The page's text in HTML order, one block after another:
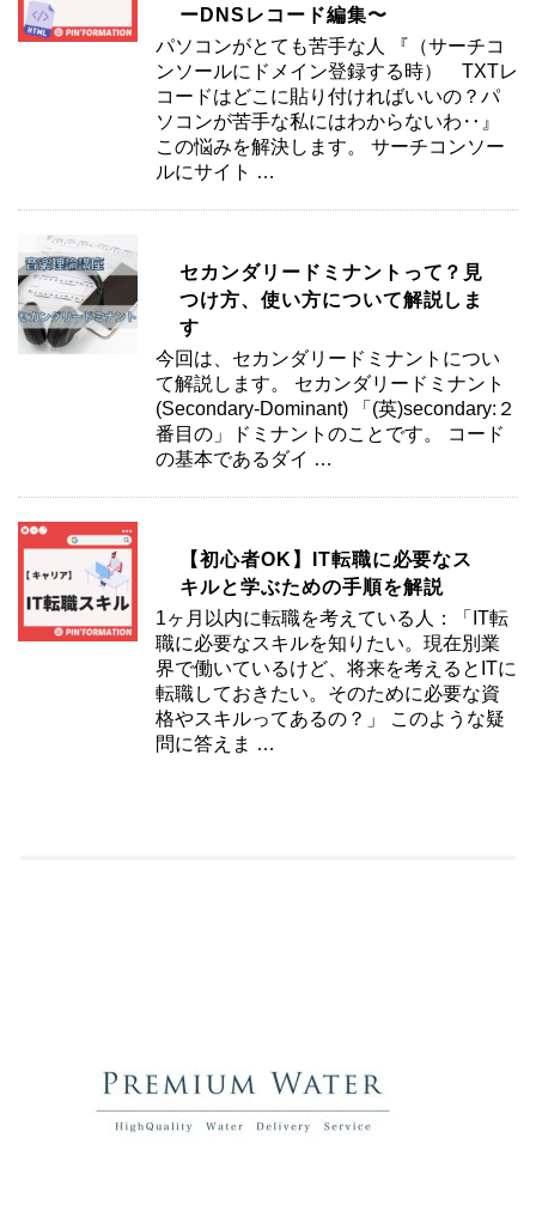
ーDNSレコード編集〜
パソコンがとても苦手な人 『（サーチコ
ンソールにドメイン登録する時） TXTレ
コードはどこに貼り付ければいいの？パ
ソコンが苦手な私にはわからないわ‥』
この悩みを解決します。 サーチコンソー
ルにサイト …
セカンダリードミナントって？見
つけ方、使い方について解説しま
す
今回は、セカンダリードミナントについ
て解説します。 セカンダリードミナント
(Secondary-Dominant) 「(英)secondary:２
番目の」ドミナントのことです。 コード
の基本であるダイ …
【初心者OK】IT転職に必要なス
キルと学ぶための手順を解説
1ヶ月以内に転職を考えている人：「IT転
職に必要なスキルを知りたい。現在別業
界で働いているけど、将来を考えるとITに
転職しておきたい。そのために必要な資
格やスキルってあるの？」 このような疑
問に答えま …